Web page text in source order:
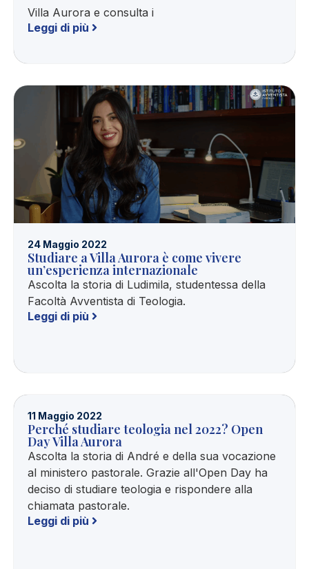
Villa Aurora e consulta i
Leggi di più
24 Maggio 2022
Studiare a Villa Aurora è come vivere
un’esperienza internazionale
Ascolta la storia di Ludimila, studentessa della
Facoltà Avventista di Teologia.
Leggi di più
11 Maggio 2022
Perché studiare teologia nel 2022? Open
Day Villa Aurora
Ascolta la storia di André e della sua vocazione
al ministero pastorale. Grazie all'Open Day ha
deciso di studiare teologia e rispondere alla
chiamata pastorale.
Leggi di più